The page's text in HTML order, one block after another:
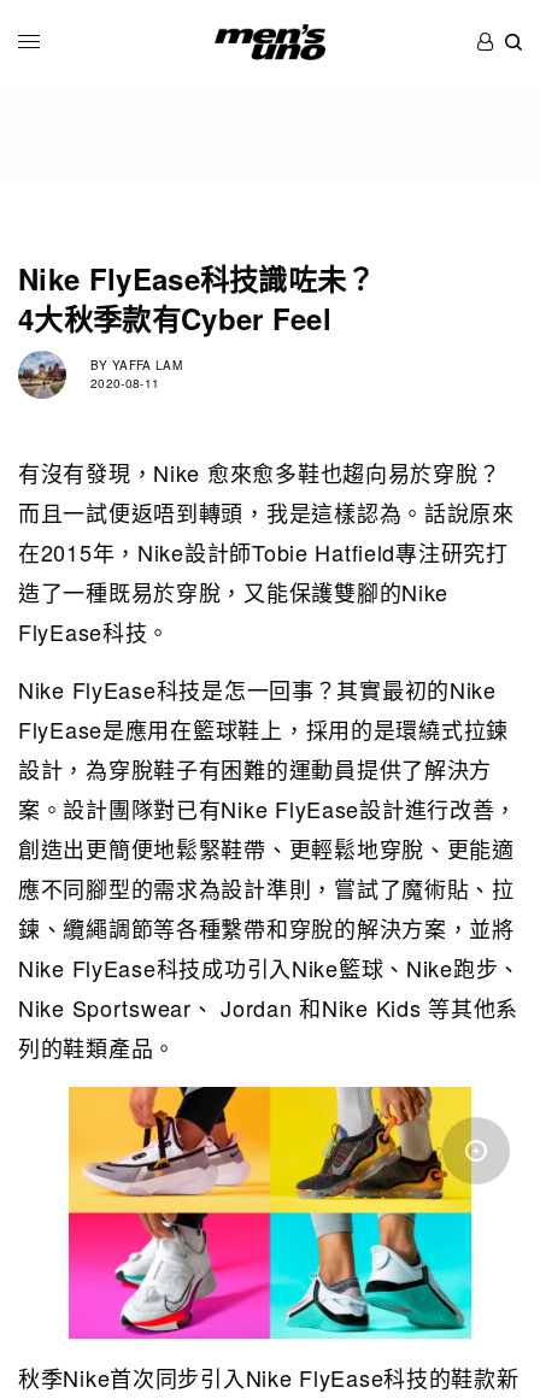
Nike FlyEase科技識咗未？
4大秋季款有Cyber Feel
BY YAFFA LAM
2020-08-11
有沒有發現，Nike 愈來愈多鞋也趨向易於穿脫？
而且一試便返唔到轉頭，我是這樣認為。話說原來
在2015年，Nike設計師Tobie Hatfield專注研究打
造了一種既易於穿脫，又能保護雙腳的Nike
FlyEase科技。
Nike FlyEase科技是怎一回事？其實最初的Nike
FlyEase是應用在籃球鞋上，採用的是環繞式拉鍊
設計，為穿脫鞋子有困難的運動員提供了解決方
案。設計團隊對已有Nike FlyEase設計進行改善，
創造出更簡便地鬆緊鞋帶、更輕鬆地穿脫、更能適
應不同腳型的需求為設計準則，嘗試了魔術貼、拉
鍊、纜繩調節等各種繫帶和穿脫的解決方案，並將
Nike FlyEase科技成功引入Nike籃球、Nike跑步、
Nike Sportswear、 Jordan 和Nike Kids 等其他系
列的鞋類產品。
秋季Nike首次同步引入Nike FlyEase科技的鞋款新